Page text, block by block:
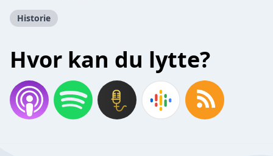
Historie
Hvor kan du lytte?